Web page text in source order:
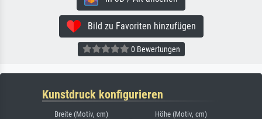
Bild zu Favoriten hinzufügen
0 Bewertungen
Kunstdruck konfigurieren
Breite (Motiv, cm) Höhe (Motiv, cm)